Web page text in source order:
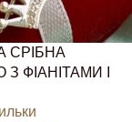
СРІБНА
З ФІАНІТАМИ І